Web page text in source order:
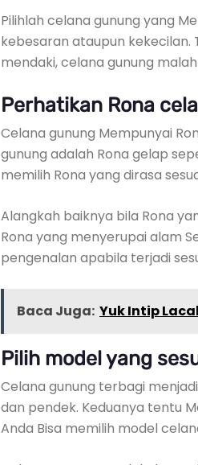
Pilihlah celana gunung yang
kebesaran ataupun kekecilan.
mendaki, celana gunung
Perhatikan Rona
Celana gunung Mempunyai
gunung adalah Rona gelap
memilih Rona yang dirasa
Alangkah baiknya bila Rona
Rona yang menyerupai alam
pengenalan apabila terjadi
Baca Juga: Yuk Intip
Pilih model yang
Celana gunung terbagi
dan pendek. Keduanya tentu
Anda Bisa memilih model